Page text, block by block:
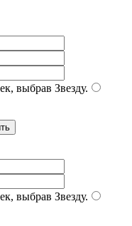
выбрав Звезду.
выбрав Звезду.